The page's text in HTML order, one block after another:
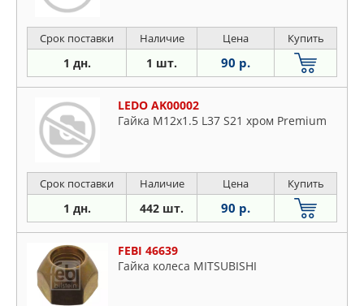
Срок поставки Наличие Цена Купить
1 дн. 1 шт. 90 р.
LEDO AK00002
Гайка М12х1.5 L37 S21 хром Premium
Срок поставки Наличие Цена Купить
1 дн. 442 шт. 90 р.
FEBI 46639
Гайка колеса MITSUBISHI